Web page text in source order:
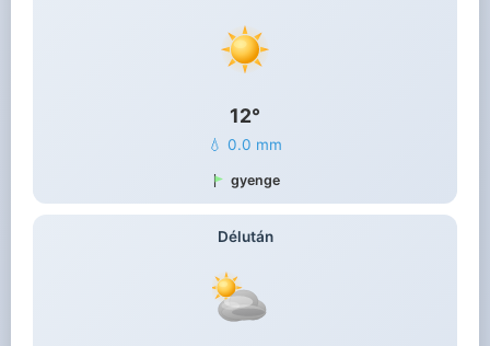
12°
💧 0.0 mm
gyenge
Délután